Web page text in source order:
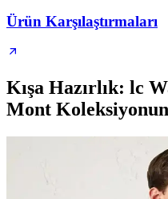
Ürün Karşılaştırmaları
Kışa Hazırlık: lc
Mont